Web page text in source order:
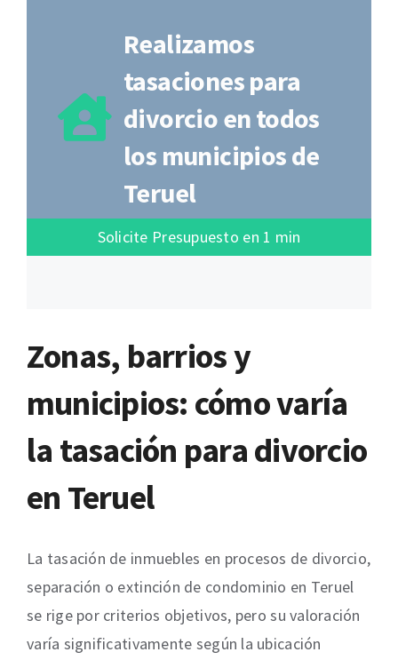
Realizamos
tasaciones para
divorcio en todos
los municipios de
Teruel
Solicite Presupuesto en 1 min
Zonas, barrios y
municipios: cómo varía
la tasación para divorcio
en Teruel
La tasación de inmuebles en procesos de divorcio,
separación o extinción de condominio en Teruel
se rige por criterios objetivos, pero su valoración
varía significativamente según la ubicación